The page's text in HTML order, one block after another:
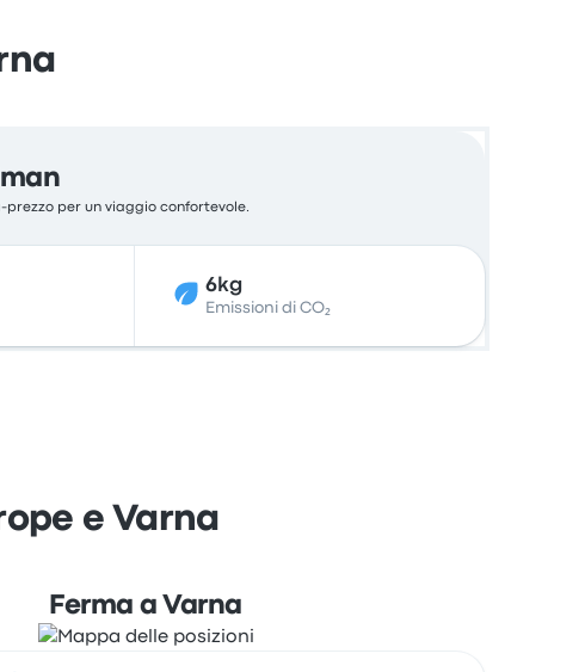
per un viaggio confortevole.
6kg
Emissioni di CO₂
e Varna
Ferma a Varna